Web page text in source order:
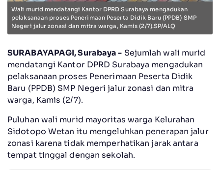
Wali murid mendatangi Kantor DPRD Surabaya mengadukan
pelaksanaan proses Penerimaan Peserta Didik Baru (PPDB) SMP
Negeri jalur zonasi dan mitra warga, Kamis (2/7).SP/ALQ
SURABAYAPAGI, Surabaya - Sejumlah wali murid
mendatangi Kantor DPRD Surabaya mengadukan
pelaksanaan proses Penerimaan Peserta Didik
Baru (PPDB) SMP Negeri jalur zonasi dan mitra
warga, Kamis (2/7).
Puluhan wali murid mayoritas warga Kelurahan
Sidotopo Wetan itu mengeluhkan penerapan jalur
zonasi karena tidak memperhatikan jarak antara
tempat tinggal dengan sekolah.